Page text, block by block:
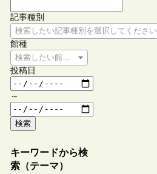
記事種別
検索したい記事種別を選択してください
館種
検索したい館種を選択してください
投稿日
～
検索
キーワードから検
索（テーマ）